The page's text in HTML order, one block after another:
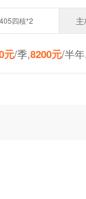
四核*2 主
元/季,8200元/半